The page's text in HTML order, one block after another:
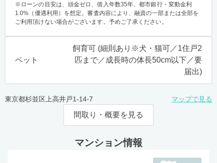
※ローンの目安は、頭金ゼロ、借入年数35年、都市銀行・変動金利
1.0%（優遇利用）を想定。審査内容により、融資の一部または全部を
ご利用頂けない場合がございます。予めご了承ください。
ペット
飼育可 (細則あり※犬・猫可／1住戸2
匹まで／成長時の体長50cm以下／要
届出)
東京都杉並区上高井戸1-14-7 マップで見る
間取り・概要を見る
マンション情報